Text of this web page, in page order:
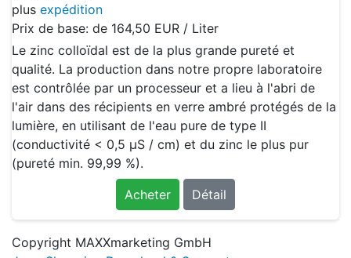
plus expédition
Prix de base: de 164,50 EUR / Liter
Le zinc colloïdal est de la plus grande pureté et
qualité. La production dans notre propre laboratoire
est contrôlée par un processeur et a lieu à l'abri de
l'air dans des récipients en verre ambré protégés de la
lumière, en utilisant de l'eau pure de type II
(conductivité < 0,5 μS / cm) et du zinc le plus pur
(pureté min. 99,99 %).
Acheter
Détail
Copyright MAXXmarketing GmbH